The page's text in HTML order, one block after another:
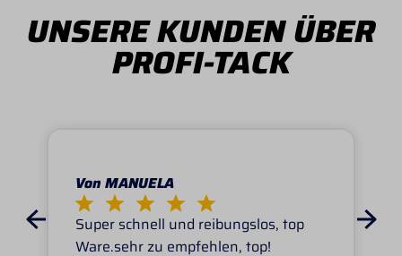
UNSERE KUNDEN ÜBER
PROFI-TACK
Von MANUELA
Super schnell und reibungslos, top
Ware.sehr zu empfehlen, top!